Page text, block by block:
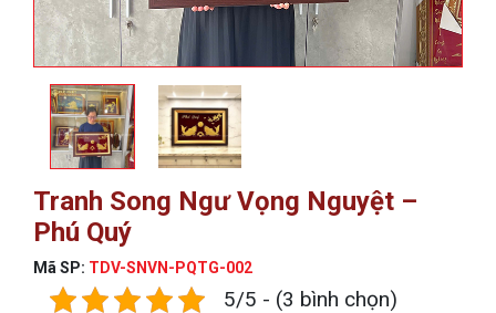
Tranh Song Ngư Vọng Nguyệt –
Phú Quý
Mã SP: TDV-SNVN-PQTG-002
5/5 - (3 bình chọn)